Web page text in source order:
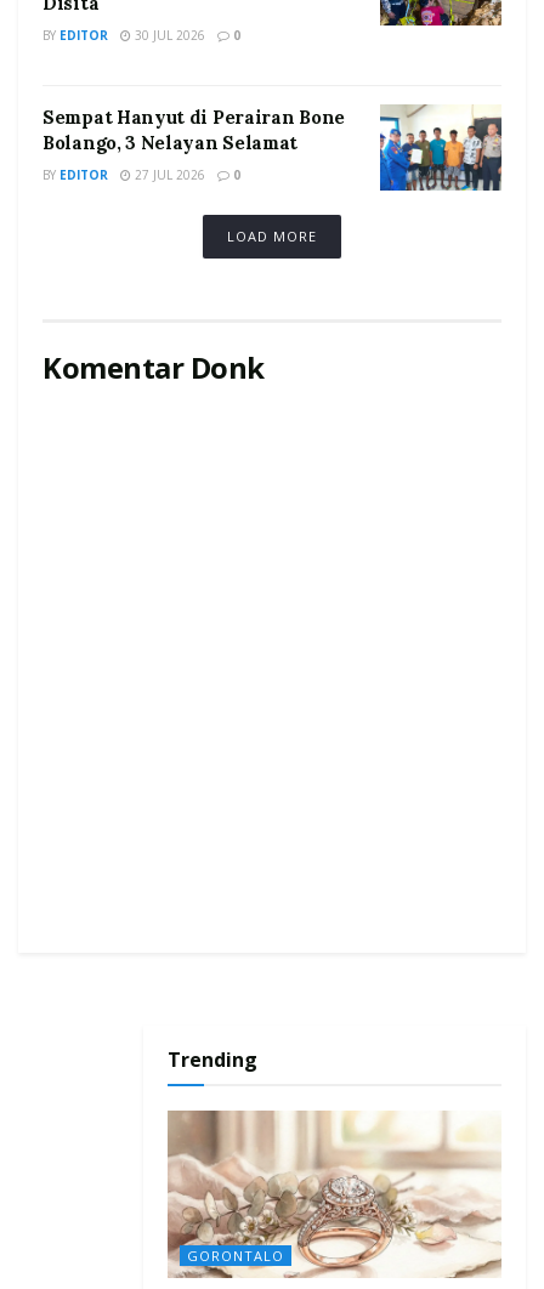
BY EDITOR 30 JUL 2026 0
Sempat Hanyut di Perairan Bone
Bolango, 3 Nelayan Selamat
BY EDITOR 27 JUL 2026 0
LOAD MORE
Komentar Donk
Trending
GORONTALO